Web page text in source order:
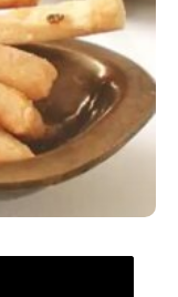
E Salsa